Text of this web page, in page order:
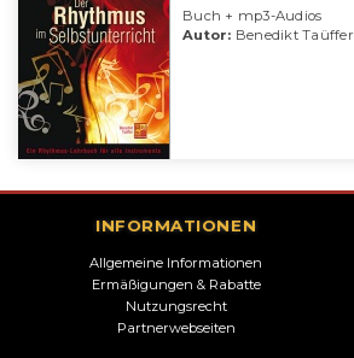
Buch + mp3-Audios
Autor: Benedikt Taüffer
INFORMATIONEN
Allgemeine Informationen
Ermäßigungen & Rabatte
Nutzungsrecht
Partnerwebseiten